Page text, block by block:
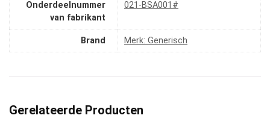
Onderdeelnummer
van fabrikant
‎021-BSA001#
Brand Merk: Generisch
Gerelateerde Producten